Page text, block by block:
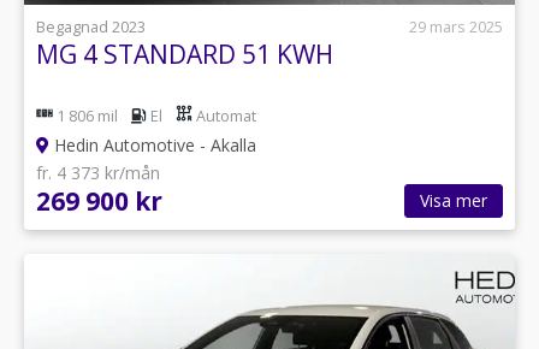
Begagnad 2023
29 mars 2025
MG 4 STANDARD 51 KWH
1 806 mil El Automat
Hedin Automotive - Akalla
fr. 4 373 kr/mån
269 900 kr Visa mer